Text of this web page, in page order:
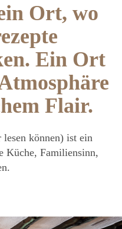
Ort, wo
Ein Ort
Flair.
lesen können) ist ein
Küche, Familiensinn,